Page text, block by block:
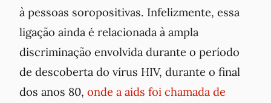
à pessoas soropositivas. Infelizmente, essa
ligação ainda é relacionada à ampla
discriminação envolvida durante o período
de descoberta do vírus HIV, durante o final
dos anos 80, onde a aids foi chamada de